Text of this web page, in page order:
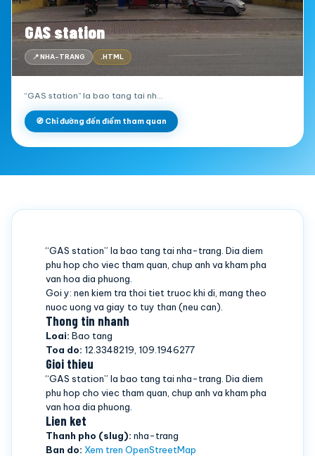
GAS station
📍 NHA-TRANG .HTML
“GAS station” la bao tang tai nh…
🧭 Chỉ đường đến điểm tham quan
“GAS station” la bao tang tai nha-trang. Dia diem
phu hop cho viec tham quan, chup anh va kham pha
van hoa dia phuong.
Goi y: nen kiem tra thoi tiet truoc khi di, mang theo
nuoc uong va giay to tuy than (neu can).
Thong tin nhanh
Loai: Bao tang
Toa do: 12.3348219, 109.1946277
Gioi thieu
“GAS station” la bao tang tai nha-trang. Dia diem
phu hop cho viec tham quan, chup anh va kham pha
van hoa dia phuong.
Lien ket
Thanh pho (slug): nha-trang
Ban do: Xem tren OpenStreetMap